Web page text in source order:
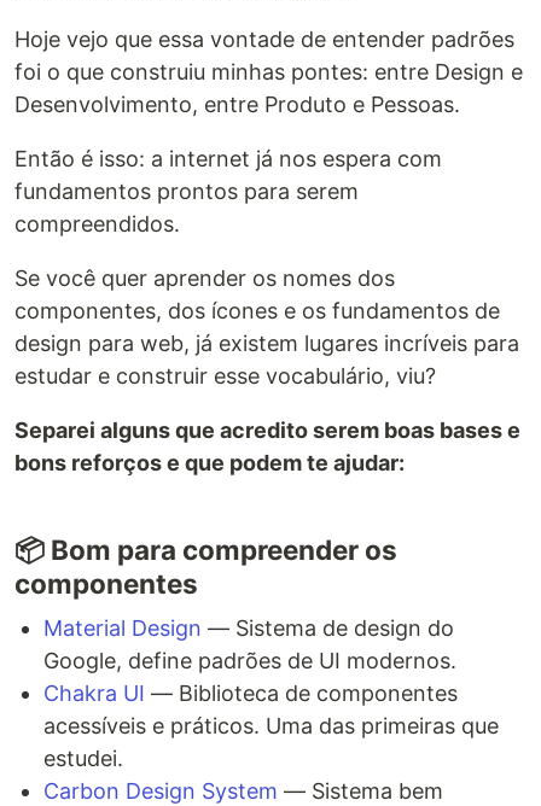
Hoje vejo que essa vontade de entender padrões
foi o que construiu minhas pontes: entre Design e
Desenvolvimento, entre Produto e Pessoas.
Então é isso: a internet já nos espera com
fundamentos prontos para serem
compreendidos.
Se você quer aprender os nomes dos
componentes, dos ícones e os fundamentos de
design para web, já existem lugares incríveis para
estudar e construir esse vocabulário, viu?
Separei alguns que acredito serem boas bases e
bons reforços e que podem te ajudar:
📦 Bom para compreender os
componentes
Material Design — Sistema de design do
Google, define padrões de UI modernos.
Chakra UI — Biblioteca de componentes
acessíveis e práticos. Uma das primeiras que
estudei.
Carbon Design System — Sistema bem